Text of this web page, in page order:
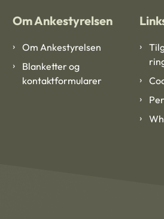
Om Ankestyrelsen
Om Ankestyrelsen
Blanketter og
kontaktformularer